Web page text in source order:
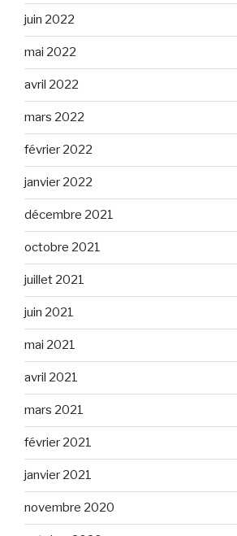
juin 2022
mai 2022
avril 2022
mars 2022
février 2022
janvier 2022
décembre 2021
octobre 2021
juillet 2021
juin 2021
mai 2021
avril 2021
mars 2021
février 2021
janvier 2021
novembre 2020